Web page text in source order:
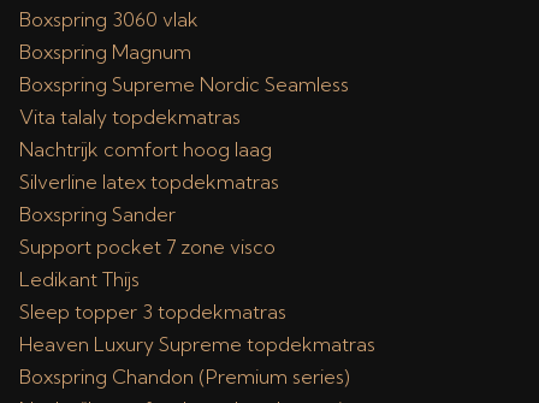
Boxspring 3060 vlak
Boxspring Magnum
Boxspring Supreme Nordic Seamless
Vita talaly topdekmatras
Nachtrijk comfort hoog laag
Silverline latex topdekmatras
Boxspring Sander
Support pocket 7 zone visco
Ledikant Thijs
Sleep topper 3 topdekmatras
Heaven Luxury Supreme topdekmatras
Boxspring Chandon (Premium series)